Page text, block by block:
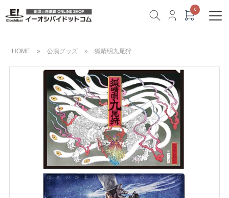
HOME » 公演グッズ » 狐晴明九尾狩